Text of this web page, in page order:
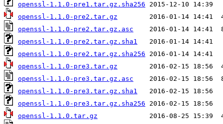
openssl-1.1.0-pre1.tar.gz.sha256
openssl-1.1.0-pre2.tar.gz
openssl-1.1.0-pre2.tar.gz.asc
openssl-1.1.0-pre2.tar.gz.sha1
openssl-1.1.0-pre2.tar.gz.sha256
openssl-1.1.0-pre3.tar.gz
openssl-1.1.0-pre3.tar.gz.asc
openssl-1.1.0-pre3.tar.gz.sha1
openssl-1.1.0-pre3.tar.gz.sha256
openssl-1.1.0.tar.gz